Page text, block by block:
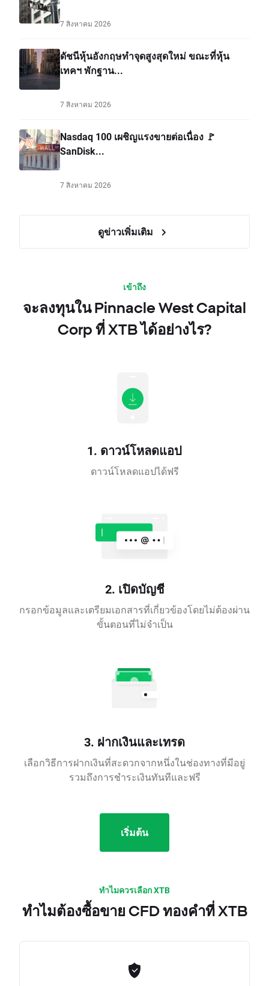
7 สิงหาคม 2026
ดัชนีหุ้นอังกฤษทำจุดสูงสุดใหม่ ขณะที่หุ้น
เทคฯ พักฐาน...
7 สิงหาคม 2026
Nasdaq 100 เผชิญแรงขายต่อเนื่อง 🚩
SanDisk...
7 สิงหาคม 2026
ดูข่าวเพิ่มเติม
เข้าถึง
จะลงทุนใน Pinnacle West Capital
Corp ที่ XTB ได้อย่างไร?
1. ดาวน์โหลดแอป
ดาวน์โหลดแอปได้ฟรี
2. เปิดบัญชี
กรอกข้อมูลและเตรียมเอกสารที่เกี่ยวข้องโดยไม่ต้องผ่าน
ขั้นตอนที่ไม่จำเป็น
3. ฝากเงินและเทรด
เลือกวิธีการฝากเงินที่สะดวกจากหนึ่งในช่องทางที่มีอยู่
รวมถึงการชำระเงินทันทีและฟรี
เริ่มต้น
ทำไมควรเลือก XTB
ทำไมต้องซื้อขาย CFD ทองคำที่ XTB